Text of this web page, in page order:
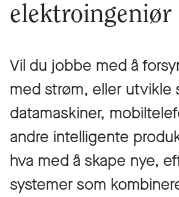
elektroingeniør
Vil du jobbe med å
med strøm, eller utvikle
datamaskiner,
andre intelligente
hva med å skape nye,
systemer som